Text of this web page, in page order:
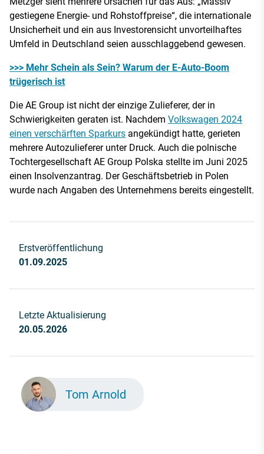
gestiegene Energie- und Rohstoffpreise“, die internationale
Unsicherheit und ein aus Investorensicht unvorteilhaftes
Umfeld in Deutschland seien ausschlaggebend gewesen.
>>> Mehr Schein als Sein? Warum der E-Auto-Boom
trügerisch ist
Die AE Group ist nicht der einzige Zulieferer, der in
Schwierigkeiten geraten ist. Nachdem Volkswagen 2024
einen verschärften Sparkurs angekündigt hatte, gerieten
mehrere Autozulieferer unter Druck. Auch die polnische
Tochtergesellschaft AE Group Polska stellte im Juni 2025
einen Insolvenzantrag. Der Geschäftsbetrieb in Polen
wurde nach Angaben des Unternehmens bereits eingestellt.
Erstveröffentlichung
01.09.2025
Letzte Aktualisierung
20.05.2026
Tom Arnold